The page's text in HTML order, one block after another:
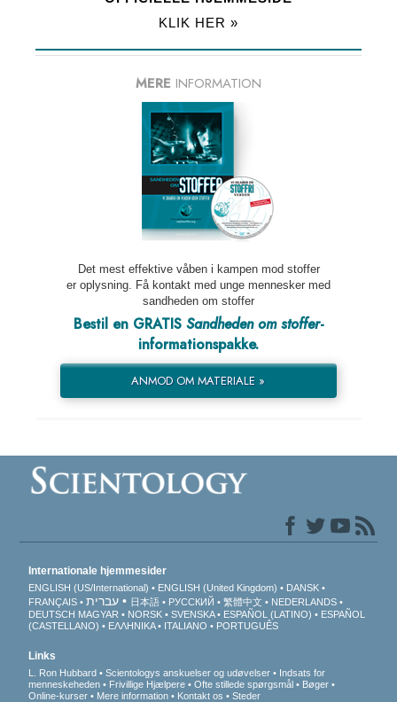
KLIK HER »
MERE INFORMATION
Det mest effektive våben i kampen mod stoffer
er oplysning. Få kontakt med unge mennesker med
sandheden om stoffer
Bestil en GRATIS Sandheden om stoffer-
informationspakke.
ANMOD OM MATERIALE »
Internationale hjemmesider
ENGLISH (US/International) ENGLISH (United Kingdom)
DANSK
FRANÇAIS
עברית 日本語 РУССКИЙ 繁體中文
NEDERLANDS
DEUTSCH MAGYAR NORSK SVENSKA ESPAÑOL (LATINO)
ESPAÑOL
(CASTELLANO)
ΕΛΛΗΝΙΚA ITALIANO PORTUGUÊS
Links
L. Ron Hubbard Scientologys anskuelser og udøvelser
Indsats for
menneskeheden
Frivillige Hjælpere Ofte stillede spørgsmål
Bøger
Online-kurser
Mere information Kontakt os Steder